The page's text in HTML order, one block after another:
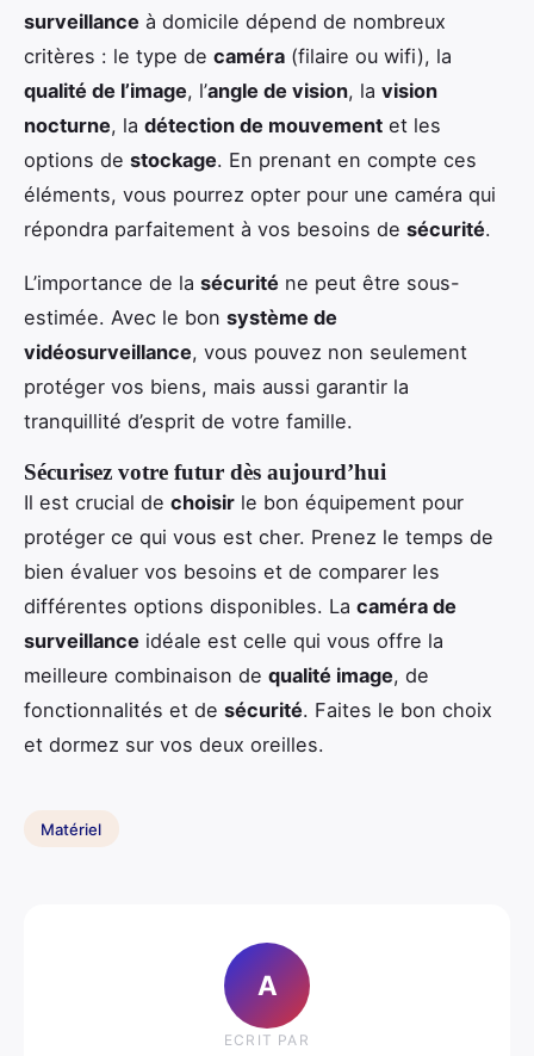
surveillance à domicile dépend de nombreux
critères : le type de caméra (filaire ou wifi), la
qualité de l’image, l’angle de vision, la vision
nocturne, la détection de mouvement et les
options de stockage. En prenant en compte ces
éléments, vous pourrez opter pour une caméra qui
répondra parfaitement à vos besoins de sécurité.
L’importance de la sécurité ne peut être sous-
estimée. Avec le bon système de
vidéosurveillance, vous pouvez non seulement
protéger vos biens, mais aussi garantir la
tranquillité d’esprit de votre famille.
Sécurisez votre futur dès aujourd’hui
Il est crucial de choisir le bon équipement pour
protéger ce qui vous est cher. Prenez le temps de
bien évaluer vos besoins et de comparer les
différentes options disponibles. La caméra de
surveillance idéale est celle qui vous offre la
meilleure combinaison de qualité image, de
fonctionnalités et de sécurité. Faites le bon choix
et dormez sur vos deux oreilles.
Matériel
A
ECRIT PAR